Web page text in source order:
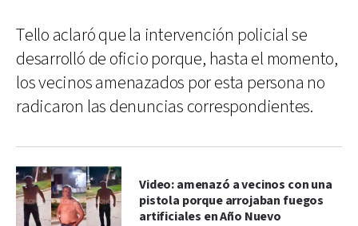
Tello aclaró que la intervención policial se
desarrolló de oficio porque, hasta el momento,
los vecinos amenazados por esta persona no
radicaron las denuncias correspondientes.
Video: amenazó a vecinos con una
pistola porque arrojaban fuegos
artificiales en Año Nuevo